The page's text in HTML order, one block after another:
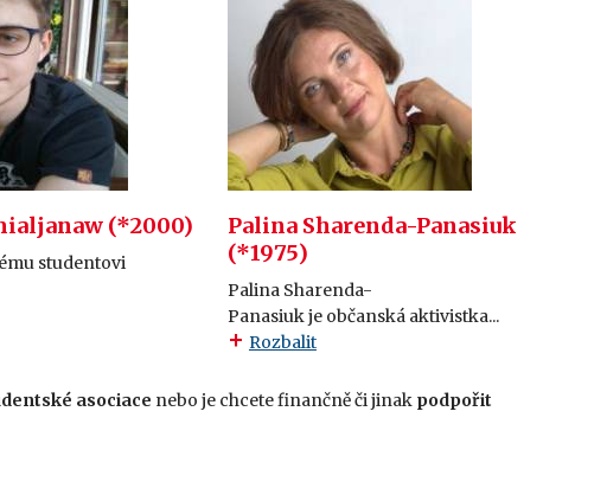
(*2000)
studentovi
Palina Sharenda-Panasiuk
(*1975)
Palina Sharenda-
Panasiuk je občanská aktivistka...
Rozbalit
asociace nebo je chcete finančně či jinak podpořit